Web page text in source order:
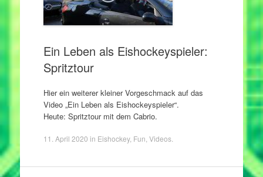
Ein Leben als Eishockeyspieler:
Spritztour
Hier ein weiterer kleiner Vorgeschmack auf das
Video „Ein Leben als Eishockeyspieler“.
Heute: Spritztour mit dem Cabrio.
11. April 2020 in Eishockey, Fun Videos.